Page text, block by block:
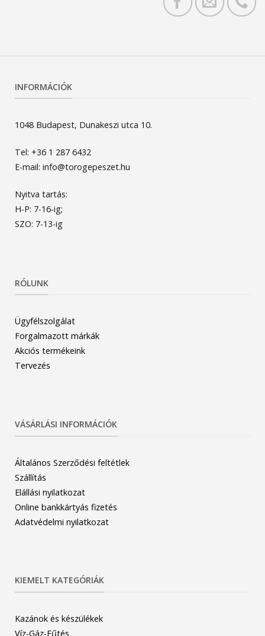
INFORMÁCIÓK
1048 Budapest, Dunakeszi utca 10.
Tel: +36 1 287 6432
E-mail: info@torogepeszet.hu
Nyitva tartás:
H-P: 7-16-ig;
SZO: 7-13-ig
RÓLUNK
Ügyfélszolgálat
Forgalmazott márkák
Akciós termékeink
Tervezés
VÁSÁRLÁSI INFORMÁCIÓK
Általános Szerződési feltétlek
Szállítás
Elállási nyilatkozat
Online bankkártyás fizetés
Adatvédelmi nyilatkozat
KIEMELT KATEGÓRIÁK
Kazánok és készülékek
Víz-Gáz-Fűtés